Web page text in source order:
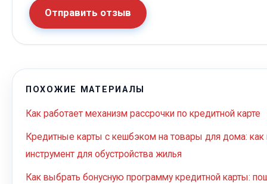
Отправить отзыв
ПОХОЖИЕ МАТЕРИАЛЫ
Как работает механизм рассрочки по кредитной карте
Кредитные карты с кешбэком на товары для дома:
инструмент для обустройства жилья
Как выбрать бонусную программу кредитной карты: